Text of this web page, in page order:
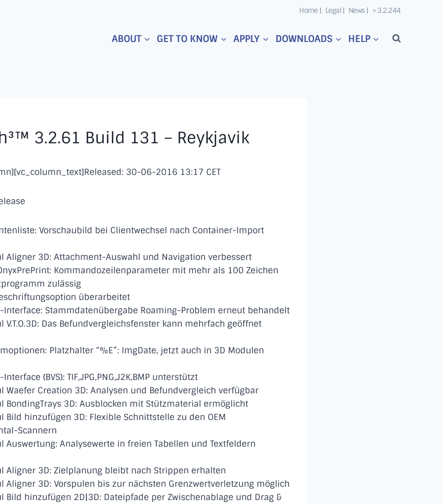
Home | Legal | News | > 3.2.244
ABOUT GET TO KNOW APPLY DOWNLOADS HELP
3.2.61 Build 131 – Reykjavik
30-06-2016 13:17 CET
Vorschaubild bei Clientwechsel nach Container-Import
Aligner 3D: Attachment-Auswahl und Navigation verbessert
Kommandozeilenparameter mit mehr als 100 Zeichen
zulässig
überarbeitet
Interface: Stammdatenübergabe Roaming-Problem erneut behandelt
Das Befundvergleichsfenster kann mehrfach geöffnet
Platzhalter “%E”: ImgDate, jetzt auch in 3D Modulen
(BVS): TIF,JPG,PNG,J2K,BMP unterstützt
Waefer Creation 3D: Analysen und Befundvergleich verfügbar
BondingTrays 3D: Ausblocken mit Stützmaterial ermöglicht
Bild hinzufügen 3D: Flexible Schnittstelle zu den OEM
Scannern
Auswertung: Analysewerte in freien Tabellen und Textfeldern
Aligner 3D: Zielplanung bleibt nach Strippen erhalten
Aligner 3D: Vorspulen bis zur nächsten Grenzwertverletzung möglich
Bild hinzufügen 2D|3D: Dateipfade per Zwischenablage und Drag &